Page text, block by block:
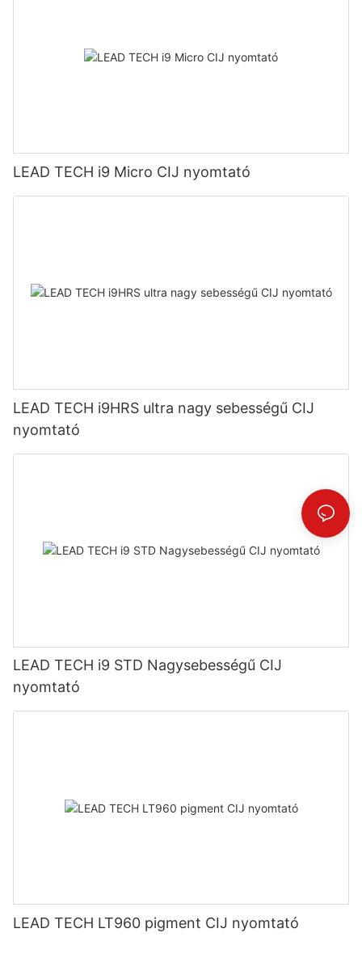
LEAD TECH i9 Micro CIJ nyomtató
LEAD TECH i9HRS ultra nagy sebességű CIJ
nyomtató
LEAD TECH i9 STD Nagysebességű CIJ
nyomtató
LEAD TECH LT960 pigment CIJ nyomtató